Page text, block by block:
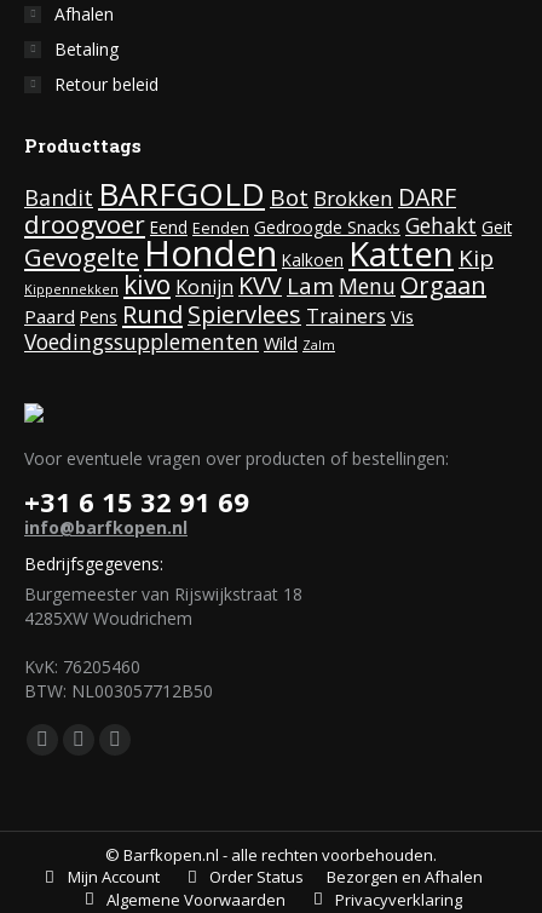
Afhalen
Betaling
Retour beleid
Producttags
Bandit BARFGOLD Bot Brokken DARF
droogvoer Eend Eenden Gedroogde Snacks Gehakt Geit
GevogelteHonden Kalkoen Katten Kip
Kippennekken kivo Konijn KVV Lam Menu Orgaan
Paard Pens Rund Spiervlees Trainers Vis
Voedingssupplementen Wild Zalm
Voor eventuele vragen over producten of bestellingen:
+31 6 15 32 91 69
info@barfkopen.nl
Bedrijfsgegevens:
Burgemeester van Rijswijkstraat 18
4285XW Woudrichem
KvK: 76205460
BTW: NL003057712B50
Vind ons op:
newnew
in
new
© Barfkopen.nl - alle rechten voorbehouden.
Mijn Account
Order Status
Bezorgen en Afhalen
Algemene Voorwaarden
Privacyverklaring